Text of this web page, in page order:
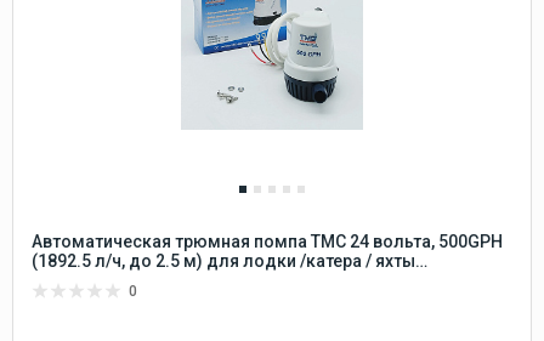
Автоматическая трюмная помпа TMC 24 вольта, 500GPH
(1892.5 л/ч, до 2.5 м) для лодки /катера / яхты
электрический 24В осушительный для откачки воды на
0